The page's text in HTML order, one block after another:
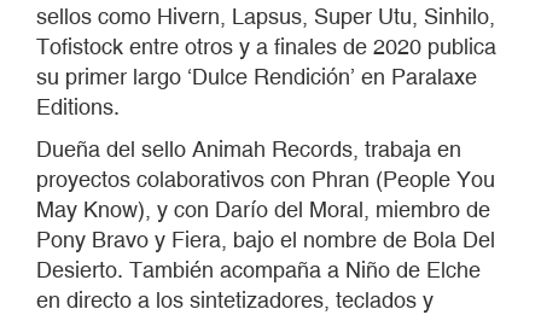
sellos como Hivern, Lapsus, Super Utu, Sinhilo,
Tofistock entre otros y a finales de 2020 publica
su primer largo ‘Dulce Rendición’ en Paralaxe
Editions.
Dueña del sello Animah Records, trabaja en
proyectos colaborativos con Phran (People You
May Know), y con Darío del Moral, miembro de
Pony Bravo y Fiera, bajo el nombre de Bola Del
Desierto. También acompaña a Niño de Elche
en directo a los sintetizadores, teclados y